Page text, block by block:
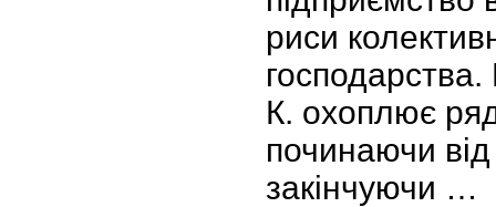
риси
господарства.
К. охоплює
починаючи від
закінчуючи …